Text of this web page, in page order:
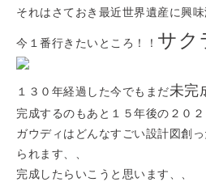
それはさておき最近世界遺産に興味
今１番行きたいところ！！ サク
１３０年経過した今でもまだ未完
完成するのもあと１５年後の２０２
ガウディはどんなすごい設計図創
られます、、
完成したらいこうと思います、、